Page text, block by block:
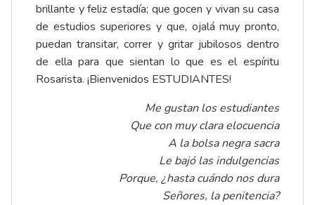
brillante y feliz estadía; que gocen y vivan su casa
de estudios superiores y que, ojalá muy pronto,
puedan transitar, correr y gritar jubilosos dentro
de ella para que sientan lo que es el espíritu
Rosarista. ¡Bienvenidos ESTUDIANTES!
Me gustan los estudiantes
Que con muy clara elocuencia
A la bolsa negra sacra
Le bajó las indulgencias
Porque, ¿hasta cuándo nos dura
Señores, la penitencia?